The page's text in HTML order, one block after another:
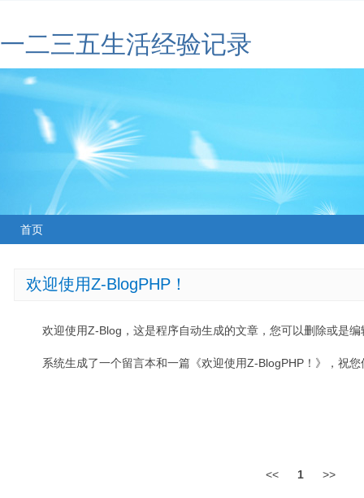
一二三五生活经验记录
首页
欢迎使用Z-BlogPHP！
欢迎使用Z-Blog，这是程序自动生成的文章，您可以删除或是编
系统生成了一个留言本和一篇《欢迎使用Z-BlogPHP！》，祝
<< 1 >>